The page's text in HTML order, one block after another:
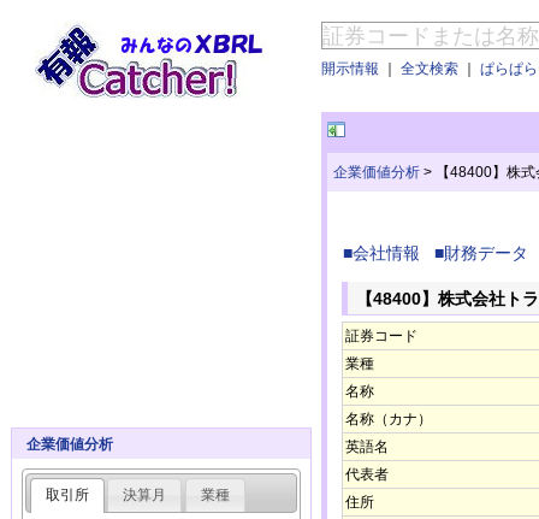
開示情報 ｜ 全文検索 ｜ ぱらぱ
企業価値分析 > 【48400】株
■会社情報 ■財務データ
【48400】株式会社ト
証券コード
業種
名称
名称（カナ）
英語名
代表者
住所
企業価値分析
取引所 決算月 業種